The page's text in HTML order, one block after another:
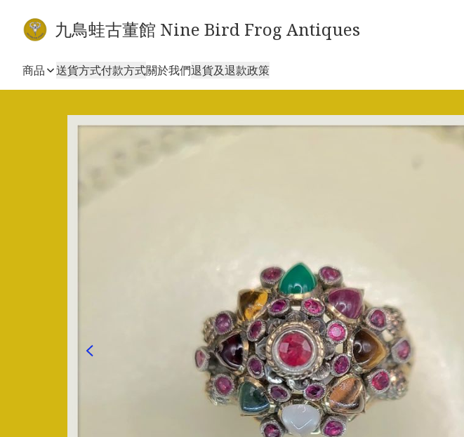
九鳥蛙古董館 Nine Bird Frog Antiques
商品 送貨方式付款方式關於我們退貨及退款政策